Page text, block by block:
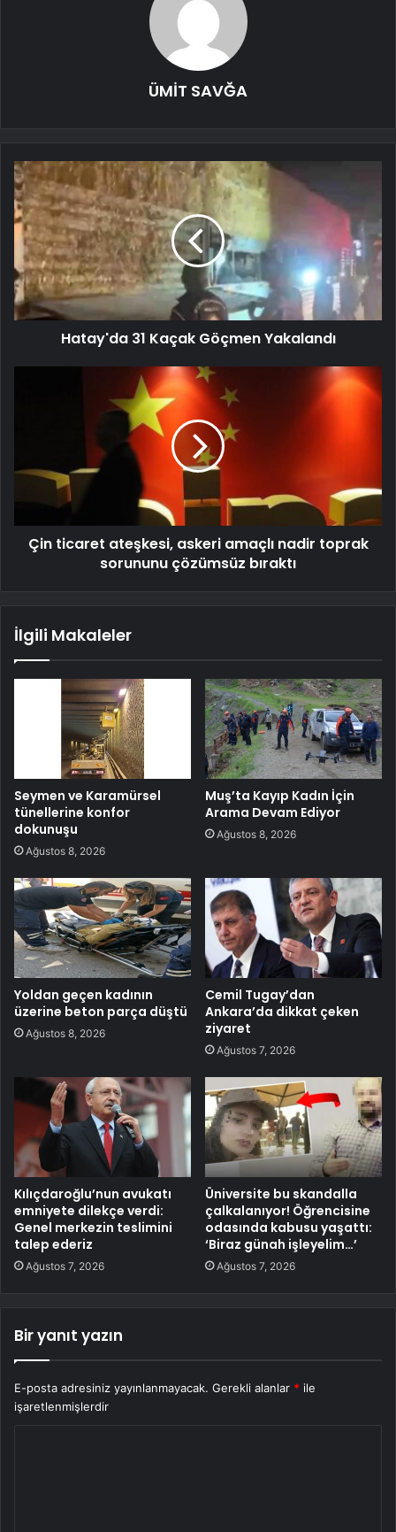
ÜMİT SAVĞA
Hatay'da 31 Kaçak Göçmen Yakalandı
Çin ticaret ateşkesi, askeri amaçlı nadir toprak
sorununu çözümsüz bıraktı
İlgili Makaleler
Seymen ve Karamürsel
tünellerine konfor
dokunuşu
Ağustos 8, 2026
Muş’ta Kayıp Kadın İçin
Arama Devam Ediyor
Ağustos 8, 2026
Yoldan geçen kadının
üzerine beton parça düştü
Ağustos 8, 2026
Cemil Tugay’dan
Ankara’da dikkat çeken
ziyaret
Ağustos 7, 2026
Kılıçdaroğlu’nun avukatı
emniyete dilekçe verdi:
Genel merkezin teslimini
talep ederiz
Ağustos 7, 2026
Üniversite bu skandalla
çalkalanıyor! Öğrencisine
odasında kabusu yaşattı:
‘Biraz günah işleyelim…’
Ağustos 7, 2026
Bir yanıt yazın
E-posta adresiniz yayınlanmayacak. Gerekli alanlar * ile
işaretlenmişlerdir